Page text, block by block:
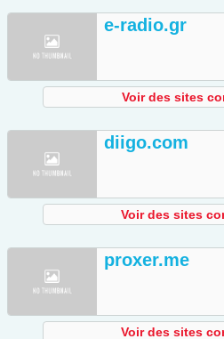
e-radio.gr
Voir des sites
diigo.com
Voir des sites
proxer.me
Voir des sites